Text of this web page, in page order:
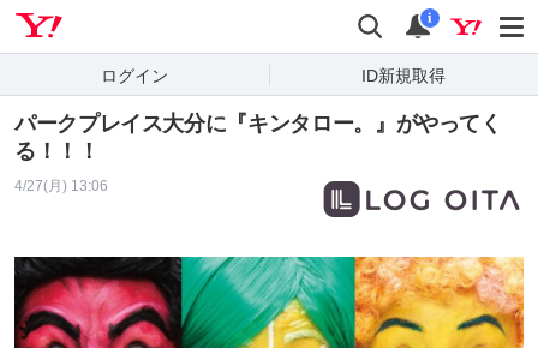
検索 通知
i
ログイン ID新規取得
パークプレイス大分に『キンタロー。』がやってく
る！！！
4/27(月) 13:06